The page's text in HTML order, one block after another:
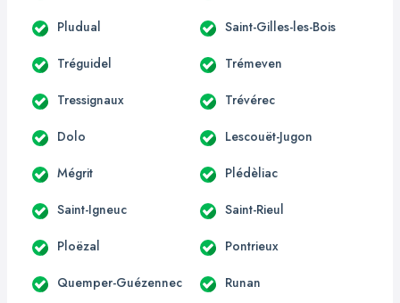
Pludual Saint-Gilles-les-Bois
Tréguidel Trémeven
Tressignaux Trévérec
Dolo Lescouët-Jugon
Mégrit Plédèliac
Saint-Igneuc Saint-Rieul
Ploëzal Pontrieux
Quemper-Guézennec Runan